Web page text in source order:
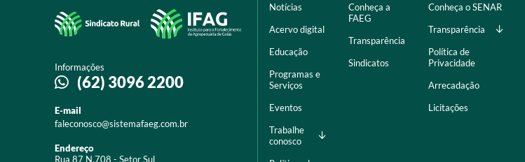
Informações
(62) 3096 2200
E-mail
faleconosco@sistemafaeg.com.br
Endereço
Rua 87 N.708 - Setor Sul
Notícias
Acervo digital
Educação
Programas e
Serviços
Eventos
Trabalhe
conosco
Conheça a
FAEG
Transparência
Sindicatos
Conheça o SENAR
Transparência
Política de
Privacidade
Arrecadação
Licitações